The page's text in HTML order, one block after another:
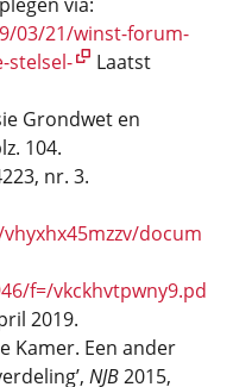
03/21/winst-forum-
stelsel-
Laatst
Grondwet en
104.
nr. 3.
docum
f=/vkckhvtpwny9.pd
2019.
Kamer. Een ander
NJB2015,